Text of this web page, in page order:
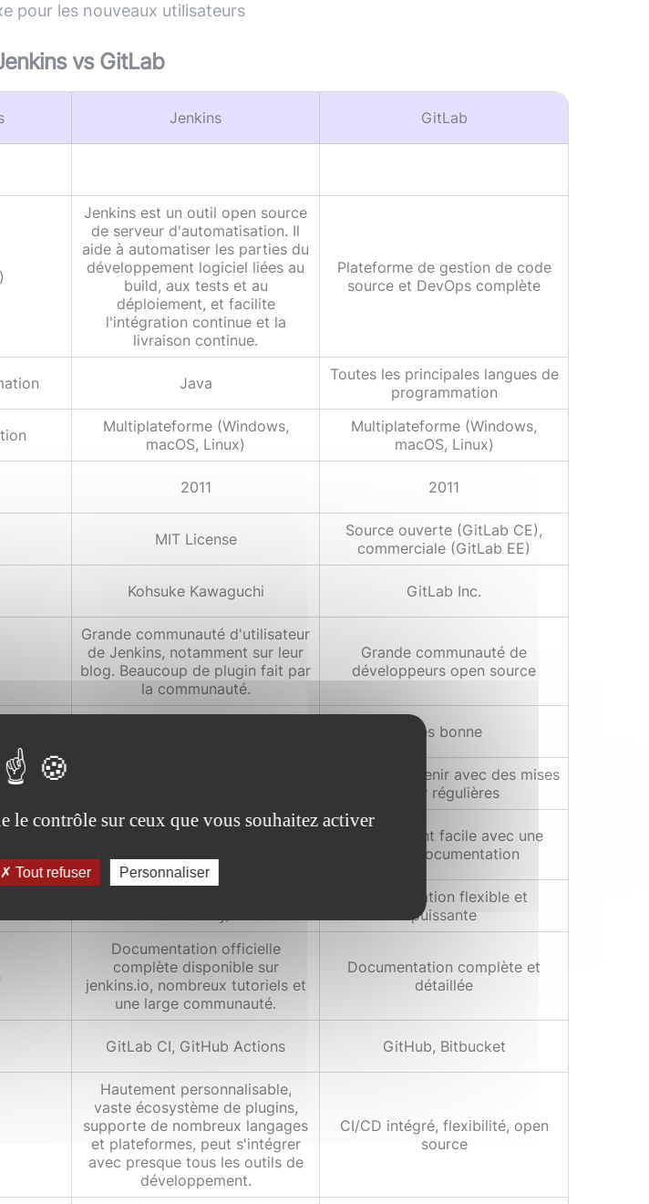
pour les nouveaux utilisateurs
vs GitLab
Jenkins GitLab
Jenkins est un outil open source
de serveur d'automatisation. Il
aide à automatiser les parties du
développement logiciel liées au
build, aux tests et au
déploiement, et facilite
l'intégration continue et la
livraison continue.
Plateforme de gestion de code
source et DevOps complète
Java
Toutes les principales langues de
programmation
Multiplateforme (Windows,
macOS, Linux)
Multiplateforme (Windows,
macOS, Linux)
2011 2011
MIT License
Source ouverte (GitLab CE),
commerciale (GitLab EE)
Kohsuke Kawaguchi GitLab Inc.
Grande communauté d'utilisateur
de Jenkins, notamment sur leur
blog. Beaucoup de plugin fait par
la communauté.
Grande communauté de
développeurs open source
Très bonne
Facile à maintenir avec des mises
à jour régulières
Plutôt complexe, peut nécessiter
Jaba
Relativement facile avec une
bonne documentation
Configuration flexible et
puissante
Documentation officielle
complète disponible sur
jenkins.io, nombreux tutoriels et
une large communauté.
Documentation complète et
détaillée
GitLab CI, GitHub Actions GitHub, Bitbucket
Hautement personnalisable,
vaste écosystème de plugins,
supporte de nombreux langages
et plateformes, peut s'intégrer
avec presque tous les outils de
développement.
CI/CD intégré, flexibilité, open
source
le contrôle sur ceux que vous souhaitez activer
Tout refuser Personnaliser